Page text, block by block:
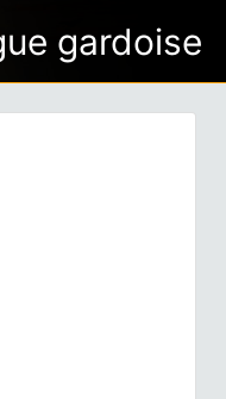
gardoise